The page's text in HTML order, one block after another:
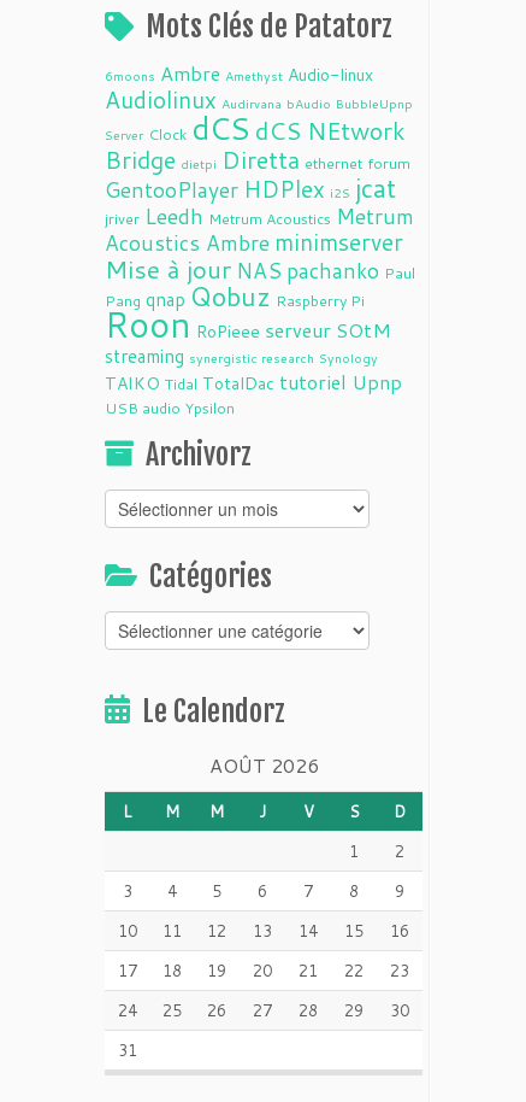
Mots Clés de Patatorz
6moons Ambre Amethyst Audio-linux
Audiolinux Audirvana bAudio BubbleUpnp
Server Clock dCS dCS NEtwork
Bridge dietpi Diretta ethernet forum
GentooPlayer HDPlex i2S jcat
jriver Leedh Metrum Acoustics Metrum
Acoustics Ambre minimserver
Mise à jour NAS pachanko Paul
Pang qnap Qobuz Raspberry Pi
Roon RoPieee serveur SOtM
streaming synergistic research Synology
TAIKO Tidal TotalDac tutoriel Upnp
USB audio Ypsilon
Archivorz
Archivorz
Catégories
Catégories
Le Calendorz
AOÛT 2026
L M M J V S
D
1
2
3
4 5 6 7 8
9
10
11 12 13 14 15
16
17
18 19 20 21 22
23
24
25 26 27 28 29
30
31